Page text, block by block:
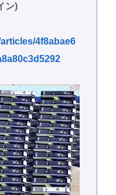
ン)
4f8abae6